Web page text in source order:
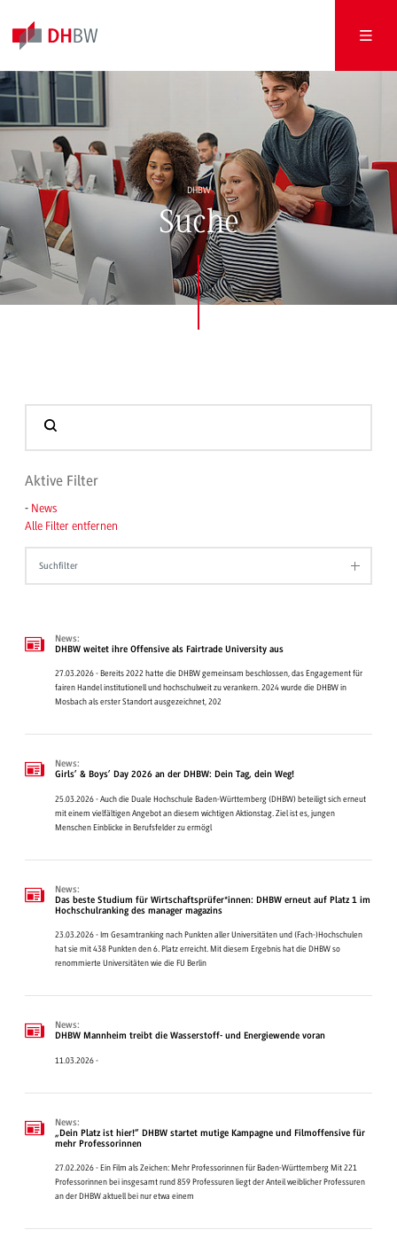
DHBW
Suche
Aktive Filter
- News
Alle Filter entfernen
Suchfilter
News:
DHBW weitet ihre Offensive als Fairtrade University aus
27.03.2026 - Bereits 2022 hatte die DHBW gemeinsam beschlossen, das Engagement für
fairen Handel institutionell und hochschulweit zu verankern. 2024 wurde die DHBW in
Mosbach als erster Standort ausgezeichnet, 202
News:
Girls’ & Boys’ Day 2026 an der DHBW: Dein Tag, dein Weg!
25.03.2026 - Auch die Duale Hochschule Baden-Württemberg (DHBW) beteiligt sich erneut
mit einem vielfältigen Angebot an diesem wichtigen Aktionstag. Ziel ist es, jungen
Menschen Einblicke in Berufsfelder zu ermögl
News:
Das beste Studium für Wirtschaftsprüfer*innen: DHBW erneut auf Platz 1 im
Hochschulranking des manager magazins
23.03.2026 - Im Gesamtranking nach Punkten aller Universitäten und (Fach-)Hochschulen
hat sie mit 438 Punkten den 6. Platz erreicht. Mit diesem Ergebnis hat die DHBW so
renommierte Universitäten wie die FU Berlin
News:
DHBW Mannheim treibt die Wasserstoff- und Energiewende voran
11.03.2026 -
News:
„Dein Platz ist hier!“ DHBW startet mutige Kampagne und Filmoffensive für
mehr Professorinnen
27.02.2026 - Ein Film als Zeichen: Mehr Professorinnen für Baden-Württemberg Mit 221
Professorinnen bei insgesamt rund 859 Professuren liegt der Anteil weiblicher Professuren
an der DHBW aktuell bei nur etwa einem